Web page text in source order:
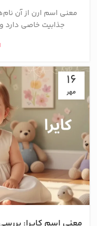
معنی اسم ارن از آن
جذابیت خاصی دارد
16
مهر